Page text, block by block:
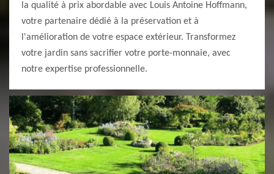
la qualité à prix abordable avec Louis Antoine Hoffmann,
votre partenaire dédié à la préservation et à
l'amélioration de votre espace extérieur. Transformez
votre jardin sans sacrifier votre porte-monnaie, avec
notre expertise professionnelle.